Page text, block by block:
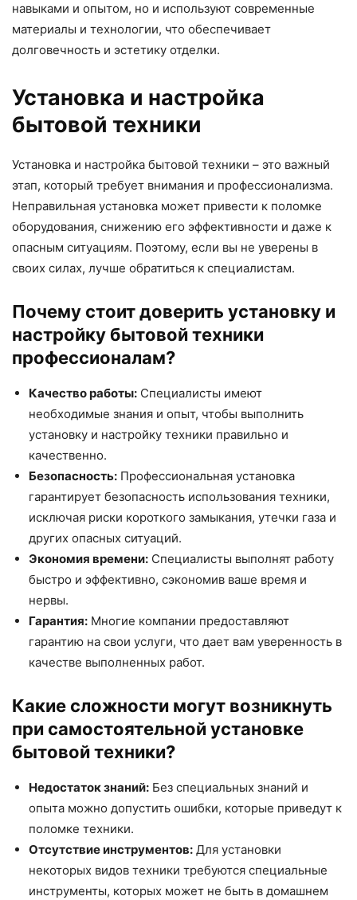
навыками и опытом, но и используют современные
материалы и технологии, что обеспечивает
долговечность и эстетику отделки.
Установка и настройка
бытовой техники
Установка и настройка бытовой техники – это важный
этап, который требует внимания и профессионализма.
Неправильная установка может привести к поломке
оборудования, снижению его эффективности и даже к
опасным ситуациям. Поэтому, если вы не уверены в
своих силах, лучше обратиться к специалистам.
Почему стоит доверить установку и
настройку бытовой техники
профессионалам?
Качество работы: Специалисты имеют
необходимые знания и опыт, чтобы выполнить
установку и настройку техники правильно и
качественно.
Безопасность: Профессиональная установка
гарантирует безопасность использования техники,
исключая риски короткого замыкания, утечки газа и
других опасных ситуаций.
Экономия времени: Специалисты выполнят работу
быстро и эффективно, сэкономив ваше время и
нервы.
Гарантия: Многие компании предоставляют
гарантию на свои услуги, что дает вам уверенность в
качестве выполненных работ.
Какие сложности могут возникнуть
при самостоятельной установке
бытовой техники?
Недостаток знаний: Без специальных знаний и
опыта можно допустить ошибки, которые приведут к
поломке техники.
Отсутствие инструментов: Для установки
некоторых видов техники требуются специальные
инструменты, которых может не быть в домашнем